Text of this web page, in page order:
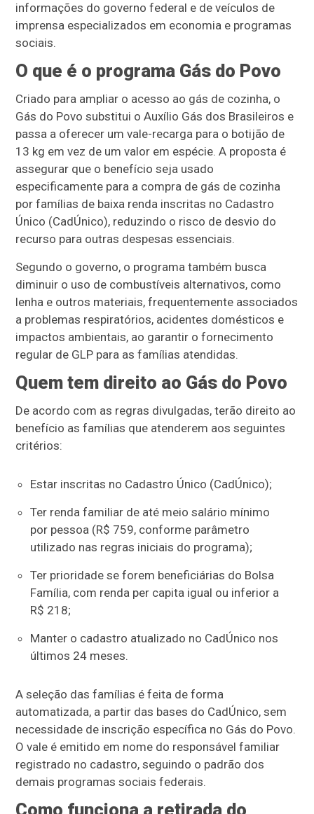
informações do governo federal e de veículos de
imprensa especializados em economia e programas
sociais.
O que é o programa Gás do Povo
Criado para ampliar o acesso ao gás de cozinha, o
Gás do Povo substitui o Auxílio Gás dos Brasileiros e
passa a oferecer um vale-recarga para o botijão de
13 kg em vez de um valor em espécie. A proposta é
assegurar que o benefício seja usado
especificamente para a compra de gás de cozinha
por famílias de baixa renda inscritas no Cadastro
Único (CadÚnico), reduzindo o risco de desvio do
recurso para outras despesas essenciais.
Segundo o governo, o programa também busca
diminuir o uso de combustíveis alternativos, como
lenha e outros materiais, frequentemente associados
a problemas respiratórios, acidentes domésticos e
impactos ambientais, ao garantir o fornecimento
regular de GLP para as famílias atendidas.
Quem tem direito ao Gás do Povo
De acordo com as regras divulgadas, terão direito ao
benefício as famílias que atenderem aos seguintes
critérios:
Estar inscritas no Cadastro Único (CadÚnico);
Ter renda familiar de até meio salário mínimo
por pessoa (R$ 759, conforme parâmetro
utilizado nas regras iniciais do programa);
Ter prioridade se forem beneficiárias do Bolsa
Família, com renda per capita igual ou inferior a
R$ 218;
Manter o cadastro atualizado no CadÚnico nos
últimos 24 meses.
A seleção das famílias é feita de forma
automatizada, a partir das bases do CadÚnico, sem
necessidade de inscrição específica no Gás do Povo.
O vale é emitido em nome do responsável familiar
registrado no cadastro, seguindo o padrão dos
demais programas sociais federais.